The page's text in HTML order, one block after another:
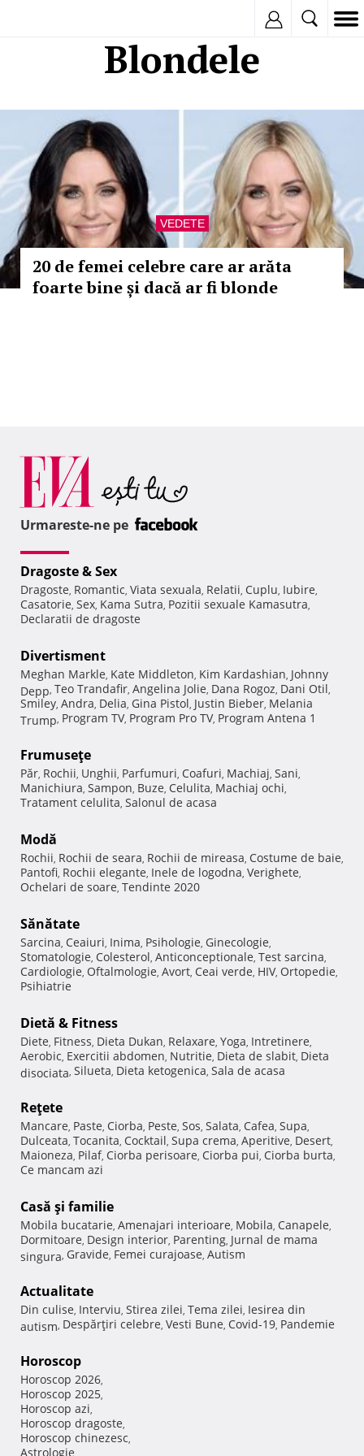
Blondele
VEDETE
20 de femei celebre care ar arăta
foarte bine și dacă ar fi blonde
Urmareste-ne pe
Dragoste & Sex
Dragoste, Romantic, Viata sexuala, Relatii, Cuplu, Iubire,
Casatorie, Sex, Kama Sutra, Pozitii sexuale Kamasutra,
Declaratii de dragoste
Divertisment
Meghan Markle, Kate Middleton, Kim Kardashian, Johnny
Depp, Teo Trandafir, Angelina Jolie, Dana Rogoz, Dani Otil,
Smiley, Andra, Delia, Gina Pistol, Justin Bieber, Melania
Trump, Program TV, Program Pro TV, Program Antena 1
Frumuseţe
Păr, Rochii, Unghii, Parfumuri, Coafuri, Machiaj, Sani,
Manichiura, Sampon, Buze, Celulita, Machiaj ochi,
Tratament celulita, Salonul de acasa
Modă
Rochii, Rochii de seara, Rochii de mireasa, Costume de baie,
Pantofi, Rochii elegante, Inele de logodna, Verighete,
Ochelari de soare, Tendinte 2020
Sănătate
Sarcina, Ceaiuri, Inima, Psihologie, Ginecologie,
Stomatologie, Colesterol, Anticonceptionale, Test sarcina,
Cardiologie, Oftalmologie, Avort, Ceai verde, HIV, Ortopedie,
Psihiatrie
Dietă & Fitness
Diete, Fitness, Dieta Dukan, Relaxare, Yoga, Intretinere,
Aerobic, Exercitii abdomen, Nutritie, Dieta de slabit, Dieta
disociata, Silueta, Dieta ketogenica, Sala de acasa
Reţete
Mancare, Paste, Ciorba, Peste, Sos, Salata, Cafea, Supa,
Dulceata, Tocanita, Cocktail, Supa crema, Aperitive, Desert,
Maioneza, Pilaf, Ciorba perisoare, Ciorba pui, Ciorba burta,
Ce mancam azi
Casă şi familie
Mobila bucatarie, Amenajari interioare, Mobila, Canapele,
Dormitoare, Design interior, Parenting, Jurnal de mama
singura, Gravide, Femei curajoase, Autism
Actualitate
Din culise, Interviu, Stirea zilei, Tema zilei, Iesirea din
autism, Despărţiri celebre, Vesti Bune, Covid-19, Pandemie
Horoscop
Horoscop 2026,
Horoscop 2025,
Horoscop azi,
Horoscop dragoste,
Horoscop chinezesc,
Astrologie